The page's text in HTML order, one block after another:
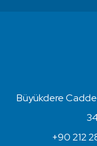
Büyükdere
+90 212